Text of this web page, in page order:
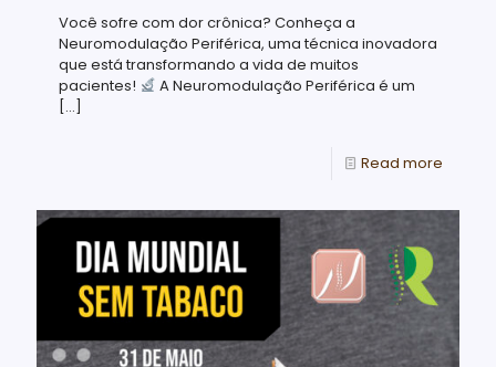
Você sofre com dor crônica? Conheça a
Neuromodulação Periférica, uma técnica inovadora
que está transformando a vida de muitos
pacientes!
A Neuromodulação Periférica é um
[…]
Read more